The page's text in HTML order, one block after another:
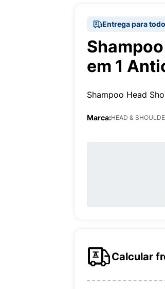
Entrega para
em 1
Shampoo Head
Marca:HEAD &
Calcular